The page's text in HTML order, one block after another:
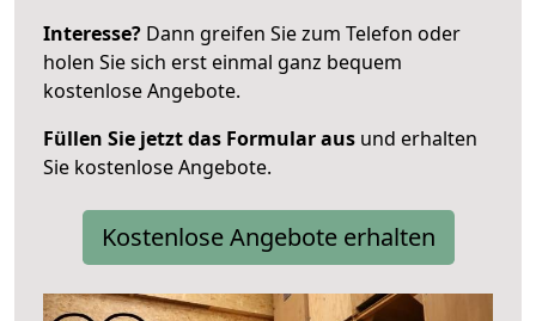
Interesse? Dann greifen Sie zum Telefon oder
holen Sie sich erst einmal ganz bequem
kostenlose Angebote.
Füllen Sie jetzt das Formular aus und erhalten
Sie kostenlose Angebote.
Kostenlose Angebote erhalten